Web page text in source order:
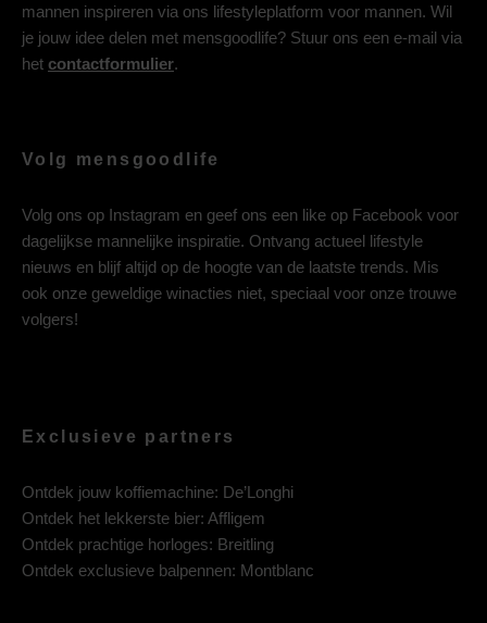
mannen inspireren via ons lifestyleplatform voor mannen. Wil
je jouw idee delen met mensgoodlife? Stuur ons een e-mail via
het contactformulier.
Volg mensgoodlife
Volg ons op Instagram en geef ons een like op Facebook voor
dagelijkse mannelijke inspiratie. Ontvang actueel lifestyle
nieuws en blijf altijd op de hoogte van de laatste trends. Mis
ook onze geweldige winacties niet, speciaal voor onze trouwe
volgers!
Exclusieve partners
Ontdek jouw koffiemachine: De’Longhi
Ontdek het lekkerste bier: Affligem
Ontdek prachtige horloges: Breitling
Ontdek exclusieve balpennen: Montblanc